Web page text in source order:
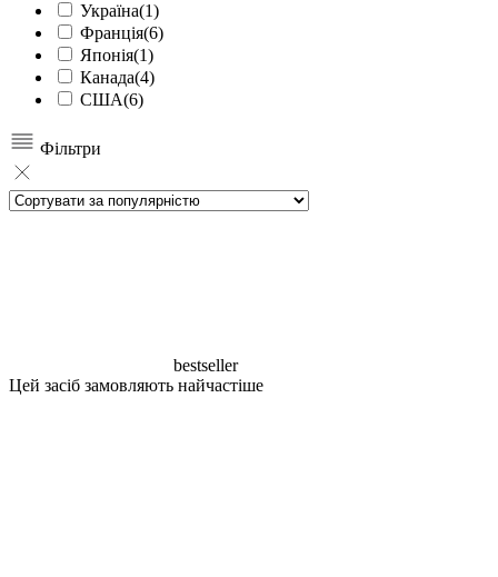
Україна(1)
Франція(6)
Японія(1)
Канада(4)
США(6)
Фільтри
bestseller
Цей засіб замовляють найчастіше